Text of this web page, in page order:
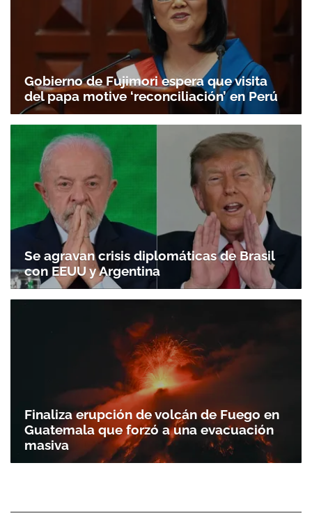
Gobierno de Fujimori espera que visita
del papa motive ‘reconciliación’ en Perú
Se agravan crisis diplomáticas de Brasil
con EEUU y Argentina
Finaliza erupción de volcán de Fuego en
Guatemala que forzó a una evacuación
masiva